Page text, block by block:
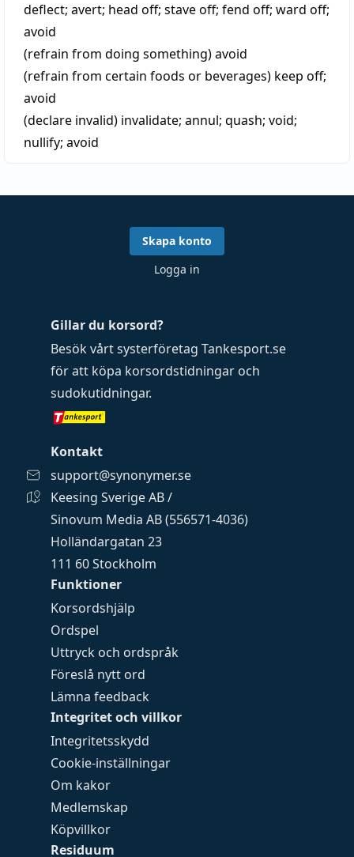
deflect; avert; head off; stave off; fend off; ward off;
avoid
(refrain from doing something)avoid
(refrain from certain foods or beverages) keep off;
avoid
(declare invalid) invalidate; annul; quash; void;
nullify; avoid
Funktioner
Korsordshjälp
Ordspel
Uttryck och ordspråk
Föreslå nytt ord
Lämna feedback
Integritet och villkor
Integritetsskydd
Cookie-inställningar
Om kakor
Medlemskap
Köpvillkor
Residuum
Gillar du korsord?
Besök vårt systerföretag Tankesport.se
för att köpa korsordstidningar och
sudokutidningar.
Kontakt
support@synonymer.se
Keesing Sverige AB /
Sinovum Media AB (556571-4036)
Holländargatan 23
111 60 Stockholm
Skapa konto
Logga in